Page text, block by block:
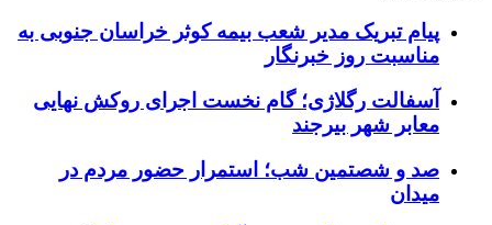
پیام تبریک مدیر شعب بیمه کوثر خراسان جنوبی به
مناسبت روز خبرنگار
آسفالت رگلاژی؛ گام نخست اجرای روکش نهایی
معابر شهر بیرجند
صد و شصتمین شب؛ استمرار حضور مردم در
میدان